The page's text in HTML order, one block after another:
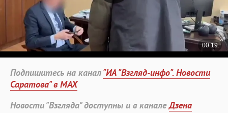
Подпишитесь на канал"ИА "Взгляд-инфо". Новости
Саратова" в MAX
Новости "Взгляда" доступны и в каналеДзена